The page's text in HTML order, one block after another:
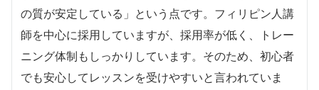
の質が安定している」という点です。フィリピン人講
師を中心に採用していますが、採用率が低く、トレー
ニング体制もしっかりしています。そのため、初心者
でも安心してレッスンを受けやすいと言われていま